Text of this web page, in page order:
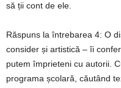
să ții cont de ele.
Răspuns la întrebarea 4: O
consider și artistică – îi
putem împrieteni cu autorii.
programa școlară, căutând